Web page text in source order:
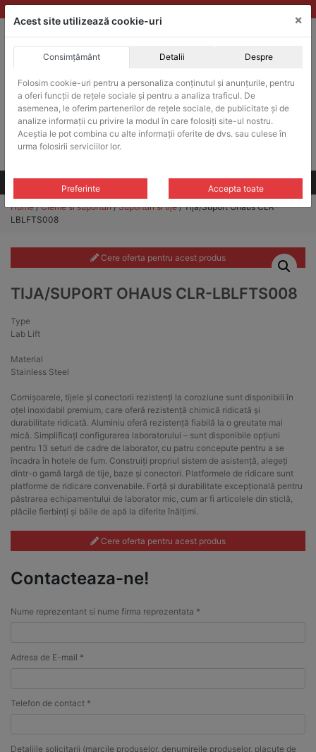
Skip
to
ACHIZITII PUBLICE
Produsele pot fi achizitionate si in sistemul SEAP / SICAP
Products
search
CAUTARE
Toate produsele
Home/Cleme si suporturi/Suporturi si tije/ Tija/Suport Ohaus CLR-
LBLFTS008
Cere oferta pentru acest produs
TIJA/SUPORT OHAUS CLR-LBLFTS008
Type
Lab Lift
Material
Stainless Steel
Cornișoarele, tijele și conectorii rezistenți la coroziune sunt disponibili în
oțel inoxidabil premium, care oferă rezistență chimică ridicată și
durabilitate ridicată. Aluminiu oferă rezistență fiabilă la o greutate mai
mică. Simplificați configurarea laboratorului – sunt disponibile opțiuni
pentru 13 seturi de cadre de laborator, cu patru concepute pentru a se
încadra în hotele de fum. Construiți propriul sistem de asistență, alegeți
dintr-o gamă largă de tije, baze și conectori. Platformele de ridicare sunt
platforme de ridicare convenabile. Forță și durabilitate excepțională pentru
păstrarea echipamentului de laborator mic, cum ar fi articolele din sticlă,
plăcile fierbinți și băile de apă la diferite înălțimi.
Cere oferta pentru acest produs
Contacteaza-ne!
Nume reprezentant si nume firma reprezentata *
Adresa de E-mail *
Telefon de contact *
Detaliile solicitarii (marcile produselor, denumireile produselor, placute de
Acest site utilizează cookie-uri ×
Consimțământ Detalii Despre
Folosim cookie-uri pentru a personaliza conținutul și anunțurile, pentru
a oferi funcții de rețele sociale și pentru a analiza traficul. De
asemenea, le oferim partenerilor de rețele sociale, de publicitate și de
analize informații cu privire la modul în care folosiți site-ul nostru.
Aceștia le pot combina cu alte informații oferite de dvs. sau culese în
urma folosirii serviciilor lor.
Preferinte Accepta toate